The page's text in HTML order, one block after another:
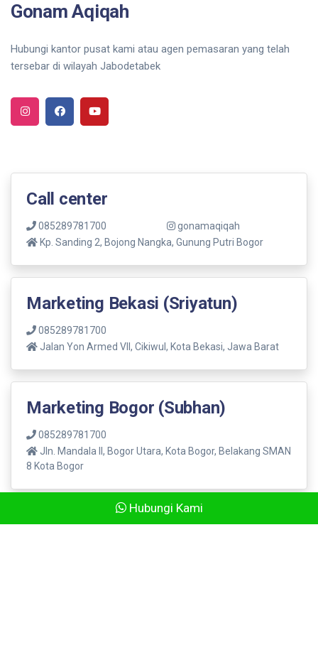
Hubungi Kami
Gonam Aqiqah
Hubungi kantor pusat kami atau agen pemasaran yang telah
tersebar di wilayah Jabodetabek
Call center
085289781700
gonamaqiqah
Kp. Sanding 2, Bojong Nangka, Gunung Putri Bogor
Marketing Bekasi (Sriyatun)
085289781700
Jalan Yon Armed VII, Cikiwul, Kota Bekasi, Jawa Barat
Marketing Bogor (Subhan)
085289781700
Jln. Mandala ll, Bogor Utara, Kota Bogor, Belakang SMAN
8 Kota Bogor
Marketing Bogor 2 (Nurul)